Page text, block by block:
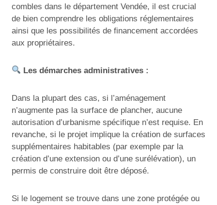
combles dans le département Vendée, il est crucial
de bien comprendre les obligations réglementaires
ainsi que les possibilités de financement accordées
aux propriétaires.
Les démarches administratives :
Dans la plupart des cas, si l’aménagement
n’augmente pas la surface de plancher, aucune
autorisation d’urbanisme spécifique n’est requise. En
revanche, si le projet implique la création de surfaces
supplémentaires habitables (par exemple par la
création d’une extension ou d’une surélévation), un
permis de construire doit être déposé.
Si le logement se trouve dans une zone protégée ou